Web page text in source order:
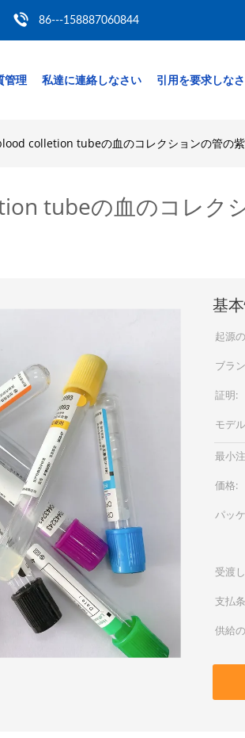
86---158887060844
管理 私達に連絡しなさい 引用を要求しな
colletion tubeの血のコレクションの管の
tubeの血のコレク
基
起源
ブラ
証明:
モデ
最小
価格:
パッ
受渡
支払
供給